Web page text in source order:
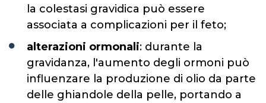
la colestasi gravidica può essere
associata a complicazioni per il feto;
alterazioni ormonali: durante la
gravidanza, l'aumento degli ormoni può
influenzare la produzione di olio da parte
delle ghiandole della pelle, portando a